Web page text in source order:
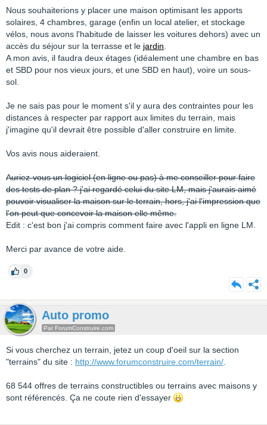
Nous souhaiterions y placer une maison optimisant les apports
solaires, 4 chambres, garage (enfin un local atelier, et stockage
vélos, nous avons l'habitude de laisser les voitures dehors) avec un
accès du séjour sur la terrasse et le jardin
A mon avis, il faudra deux étages (idéalement une chambre en bas
et SBD pour nos vieux jours, et une SBD en haut), voire un sous-
sol.
Je ne sais pas pour le moment s'il y aura des contraintes pour les
distances à respecter par rapport aux limites du terrain, mais
j'imagine qu'il devrait être possible d'aller construire en limite.
Vos avis nous aideraient.
Auriez-vous un logiciel (en ligne ou pas) à me conseiller pour faire
des tests de plan ? j'ai regardé celui du site LM, mais j'aurais aimé
pouvoir visualiser la maison sur le terrain, hors, j'ai l'impression que
l'on peut que concevoir la maison elle même.
Edit : c'est bon j'ai compris comment faire avec l'appli en ligne LM.
Merci par avance de votre aide.
0
Auto promo
Par ForumConstruire.com
Si vous cherchez un terrain, jetez un coup d'oeil sur la section
"terrains" du site : http://www.forumconstruire.com/terrain/
68 544 offres de terrains constructibles ou terrains avec maisons y
sont référencés. Ça ne coute rien d'essayer